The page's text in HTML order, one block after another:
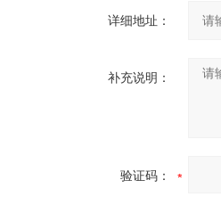
详细地址：
补充说明：
验证码：